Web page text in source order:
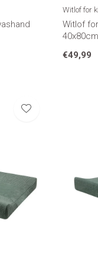
Witlof for
Witlof
€49,99